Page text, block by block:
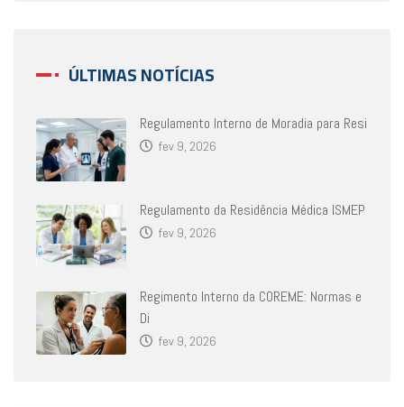
ÚLTIMAS NOTÍCIAS
Regulamento Interno de Moradia para Resi
fev 9, 2026
Regulamento da Residência Médica ISMEP
fev 9, 2026
Regimento Interno da COREME: Normas e
Di
fev 9, 2026